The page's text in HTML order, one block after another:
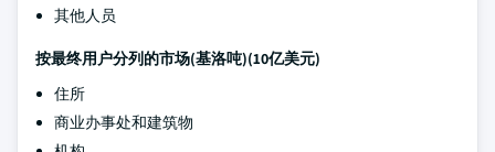
其他人员
按最终用户分列的市场(基洛吨)(10亿美元)
住所
商业办事处和建筑物